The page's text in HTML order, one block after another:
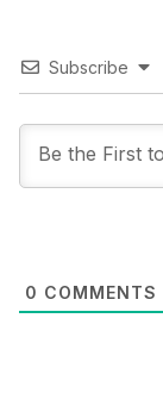
Subscribe
0 COMMENTS